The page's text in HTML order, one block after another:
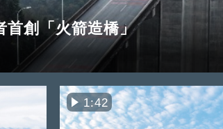
首創「火箭造橋」
1:42